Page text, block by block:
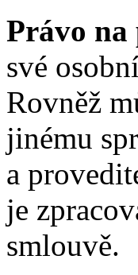
Právo na
své
Rovněž
jinému
a
je
smlouvě.